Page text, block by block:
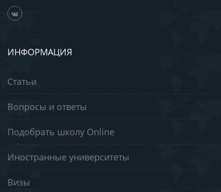
ИНФОРМАЦИЯ
Статьи
Вопросы и ответы
Подобрать школу Online
Иностранные университеты
Визы